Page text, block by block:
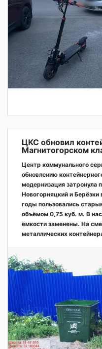
ЦКС обновил
Магнитогорском
Центр коммунального
обновлению
модернизация затронула
Новогорняцкий и Берёзки
годы пользовались
объёмом 0,75 куб. м. В
ёмкости заменены. На
металлических